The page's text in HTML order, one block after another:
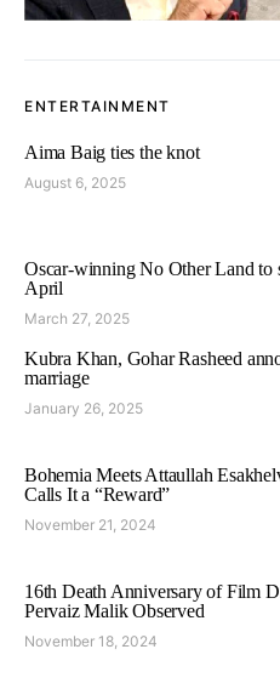
ENTERTAINMENT
Aima Baig ties the knot
August 6, 2025
Oscar-winning No Other Land to
April
March 27, 2025
Kubra Khan, Gohar Rasheed
marriage
January 26, 2025
Bohemia Meets Attaullah
Calls It a “Reward”
November 21, 2024
16th Death Anniversary of Film
Pervaiz Malik Observed
November 18, 2024